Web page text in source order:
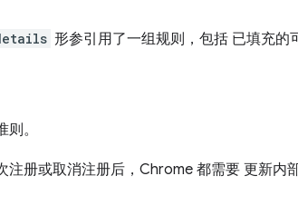
形参引用了一组规则，包括 已填充的
。
注册或取消注册后，Chrome 都需要 更新内